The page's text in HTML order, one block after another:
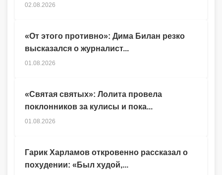
Гарик Харламов откровенно рассказал о
похудении: «Был худой,...
02.08.2026
«От этого противно»: Дима Билан резко
высказался о журналист...
01.08.2026
«Святая святых»: Лолита провела
поклонников за кулисы и пока...
01.08.2026